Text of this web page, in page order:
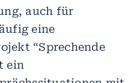
auch für
eine
“Sprechende
ein